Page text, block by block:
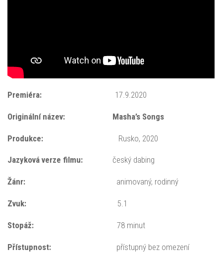
Premiéra: 17.9.2020
Originální název: Masha’s Songs
Produkce: Rusko, 2020
Jazyková verze filmu: český dabing
Žánr: animovaný, rodinný
Zvuk: 5.1
Stopáž: 78 minut
Přístupnost: přístupný bez omezení